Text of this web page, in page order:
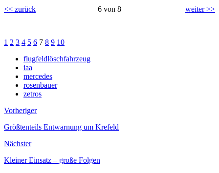
<< zurück
6 von 8 weiter >>
1 2 3 4 5 6 7 8 9 10
flugfeldlöschfahrzeug
iaa
mercedes
rosenbauer
zetros
Vorheriger
Größtenteils Entwarnung um Krefeld
Nächster
Kleiner Einsatz – große Folgen